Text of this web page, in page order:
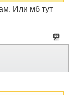
Или мб тут